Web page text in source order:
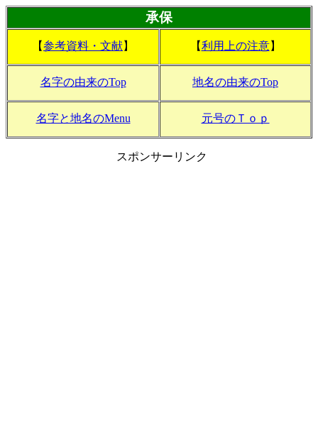
承保
【参考資料・文献】 【利用上の注意】
名字の由来のTop 地名の由来のTop
名字と地名のMenu 元号のＴｏｐ
スポンサーリンク